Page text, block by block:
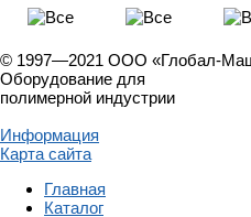
© 1997—2021 ООО «Глобал-
Оборудование для
полимерной индустрии
Информация
Карта сайта
Главная
Каталог